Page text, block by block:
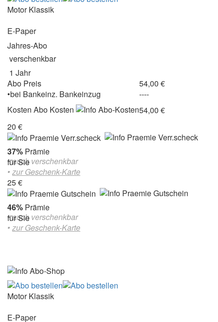
Motor Klassik
E-Paper
Jahres-Abo
verschenkbar
1 Jahr
Abo Preis
54,00 €
•bei Bankeinz. Bankeinzug
----
Kosten Abo Kosten
54,00 €
20 €
37% Prämie
für Sie
• auch verschenkbar
• zur Geschenk-Karte
25 €
46% Prämie
für Sie
• auch verschenkbar
• zur Geschenk-Karte
Motor Klassik
E-Paper